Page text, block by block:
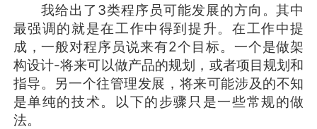
我给出了3类程序员可能发展的方向。其中
最强调的就是在工作中得到提升。在工作中提
成，一般对程序员说来有2个目标。一个是做架
构设计-将来可以做产品的规划，或者项目规划和
指导。另一个往管理发展，将来可能涉及的不知
是单纯的技术。以下的步骤只是一些常规的做
法。